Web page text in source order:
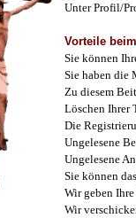
Unter Profil/
Vorteile
Sie können
Sie haben die
Zu diesem
Löschen Ihrer
Die
Ungelesene
Ungelesene
Sie können
Wir geben
Wir